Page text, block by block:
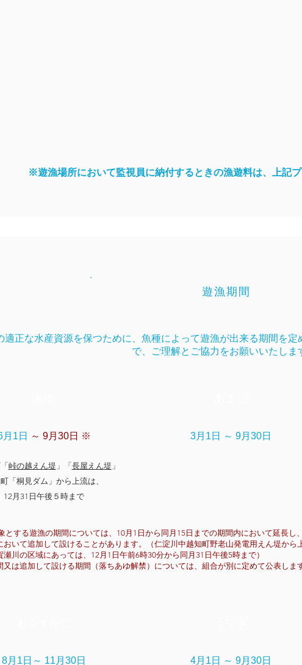
※遊漁場所において監視員に納付するときの漁遊料は、上記プ
遊漁期間
適正な水産資源を保つために、魚種によって遊漁が出来る期間を
で、ご理解とご協力をお願いいたしま
月1日 ～ 9月30日 ※
峠の越えん堤 」「 長屋えん堤 」
「桐見ダム」から上流は、
12月31日午後５時まで
3月1日 ～ 9月30日
とする遊漁の期間については、10月1日から同月15日までの期間内において延長し
おいて追加して設けることがあります。（仁淀川中越知町野老山発電用えん堤から
瀬川の区域にあっては、12月1日午前6時30分から同月31日午後5時まで）
又は追加して設ける期間（落ちあゆ解禁）については、組合が別に定めて公表します
8月1日～ 11月30日 4月1日 ～ 9月30日